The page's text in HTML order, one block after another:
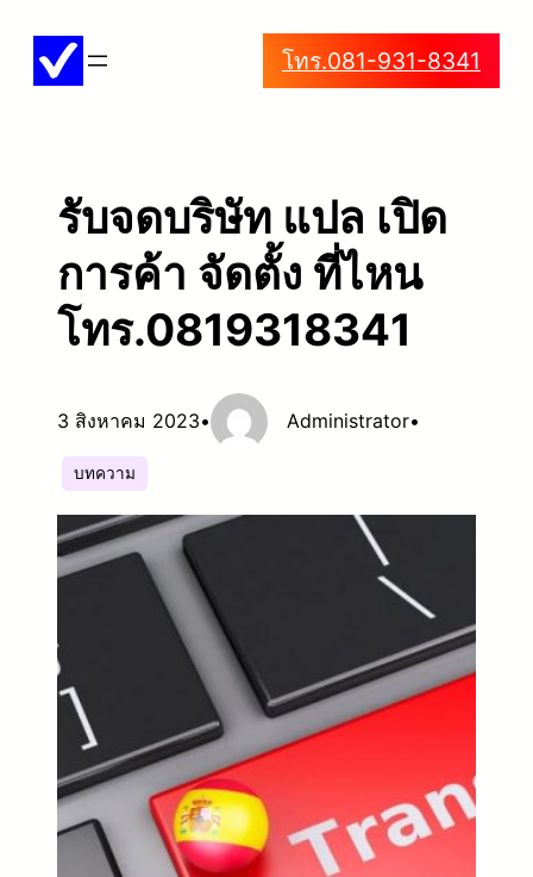
โทร.081-931-8341
รับจดบริษัท แปล เปิด
การค้า จัดตั้ง ที่ไหน
โทร.0819318341
3 สิงหาคม 2023• Administrator•
บทความ